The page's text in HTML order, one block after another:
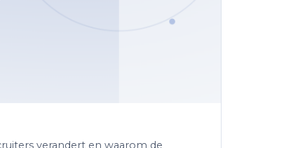
verandert en waarom de